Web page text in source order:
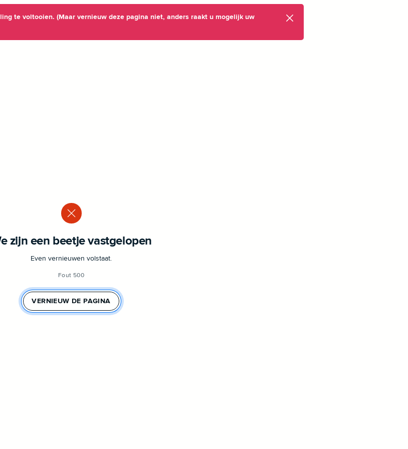
te voltooien. (Maar vernieuw deze pagina niet, anders raakt u mogelijk uw
zijn een beetje vastgelopen
Even vernieuwen volstaat.
Fout 500
VERNIEUW DE PAGINA